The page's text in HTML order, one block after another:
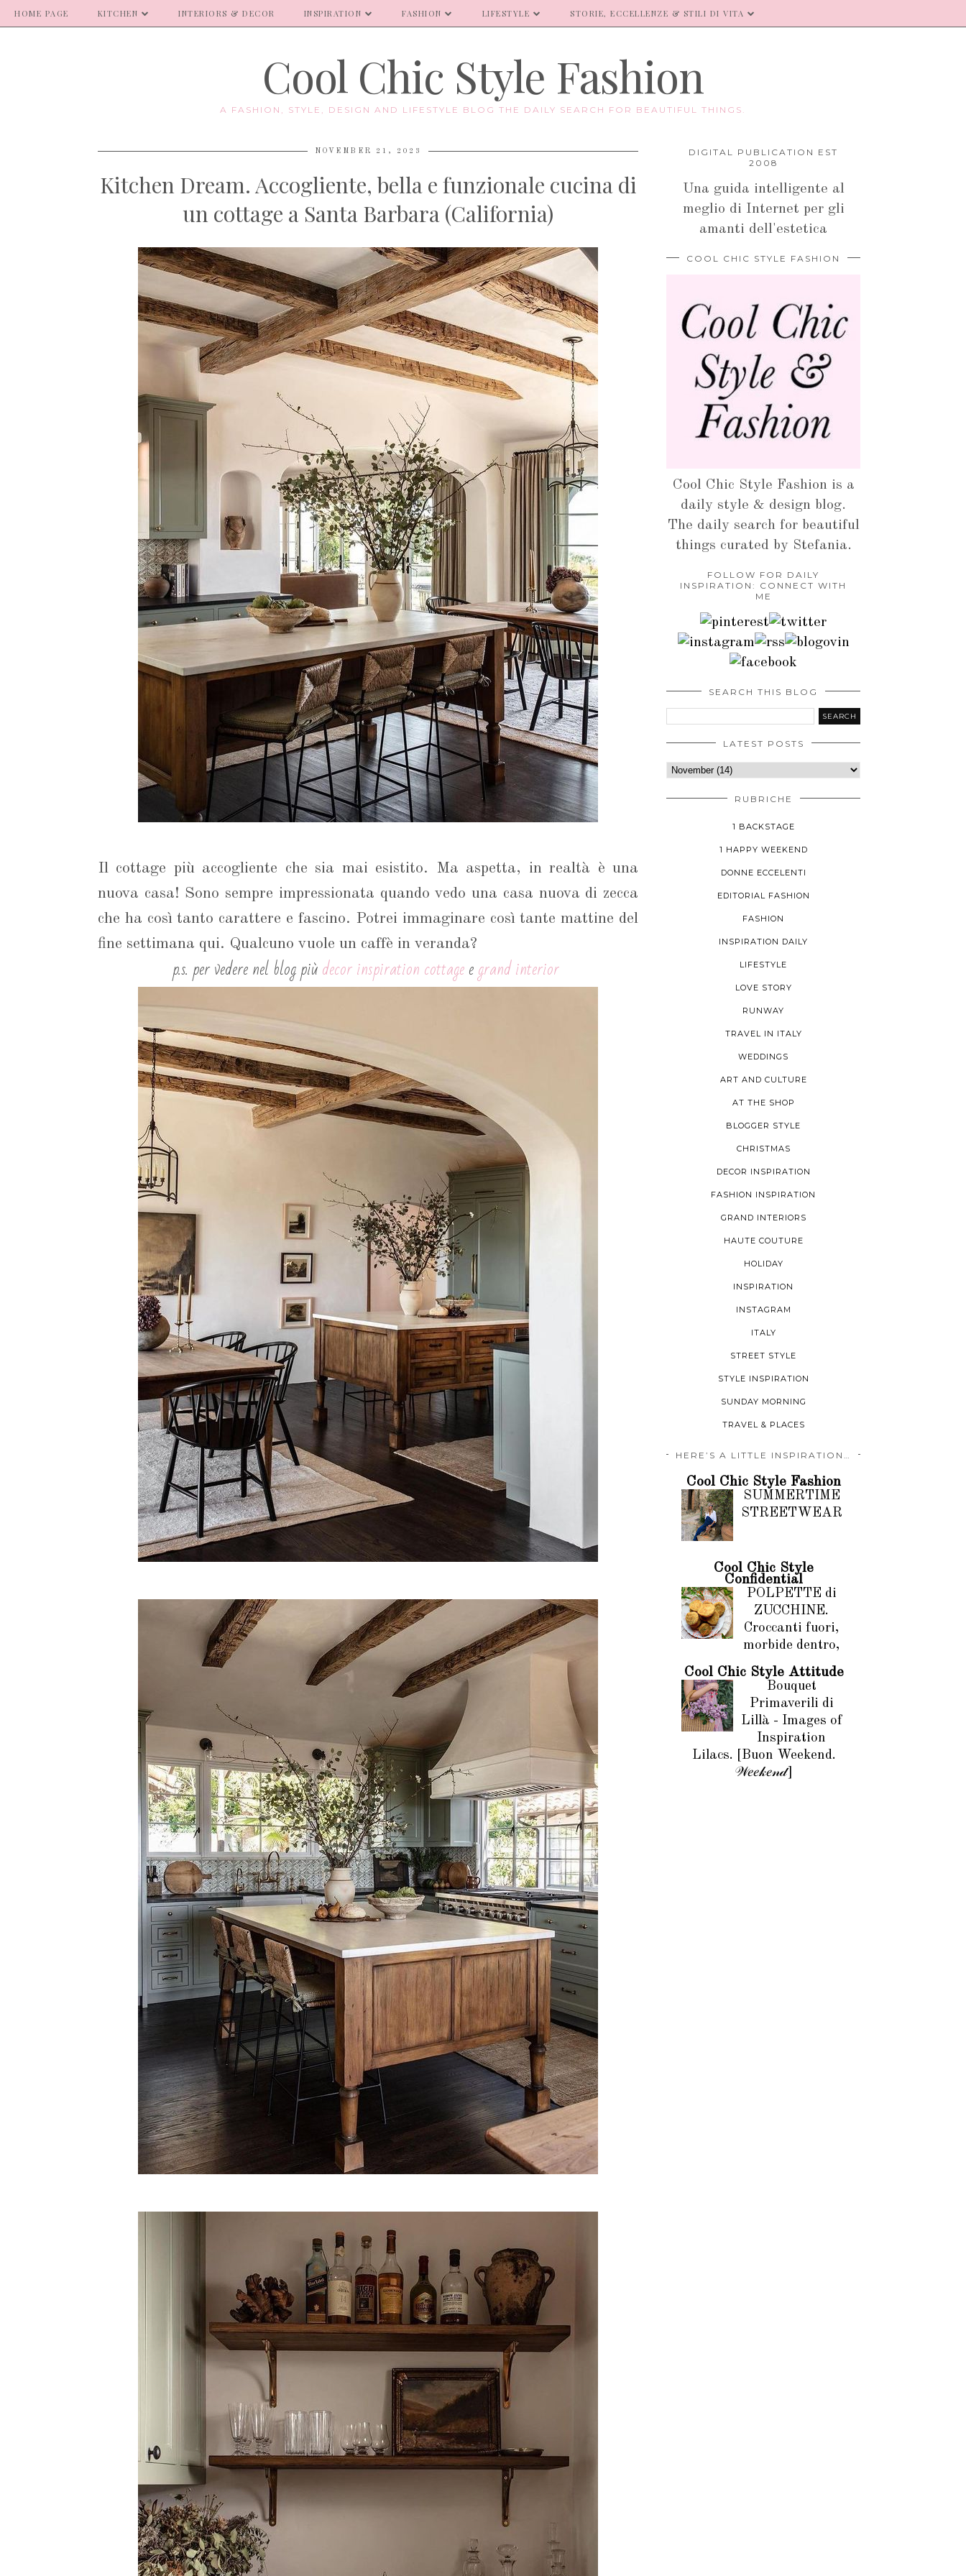
HOME PAGE KITCHEN INTERIORS & DECOR INSPIRATION FASHION LIFESTYLE STORIE, ECCELLENZE & STILI DI VITA
Cool Chic Style Fashion
A FASHION, STYLE, DESIGN AND LIFESTYLE BLOG THE DAILY SEARCH FOR BEAUTIFUL THINGS.
NOVEMBER 21, 2023
Kitchen Dream. Accogliente, bella e funzionale cucina di
un cottage a Santa Barbara (California)
Il cottage più accogliente che sia mai esistito. Ma aspetta, in realtà è una
nuova casa! Sono sempre impressionata quando vedo una casa nuova di zecca
che ha così tanto carattere e fascino. Potrei immaginare così tante mattine del
fine settimana qui. Qualcuno vuole un caffè in veranda?
p.s. per vedere nel blog piùdecor inspirationcottageegrand interior
DIGITAL PUBLICATION EST
2008
Una guida intelligente al
meglio di Internet per gli
amanti dell'estetica
COOL CHIC STYLE FASHION
Cool Chic Style Fashion is a
daily style & design blog.
The daily search for beautiful
things curated by Stefania.
FOLLOW FOR DAILY
INSPIRATION: CONNECT WITH
ME
SEARCH THIS BLOG
LATEST POSTS
RUBRICHE
1 BACKSTAGE
1 HAPPY WEEKEND
DONNE ECCELENTI
EDITORIAL FASHION
FASHION
INSPIRATION DAILY
LIFESTYLE
LOVE STORY
RUNWAY
TRAVEL IN ITALY
WEDDINGS
ART AND CULTURE
AT THE SHOP
BLOGGER STYLE
CHRISTMAS
DECOR INSPIRATION
FASHION INSPIRATION
GRAND INTERIORS
HAUTE COUTURE
HOLIDAY
INSPIRATION
INSTAGRAM
ITALY
STREET STYLE
STYLE INSPIRATION
SUNDAY MORNING
TRAVEL & PLACES
HERE’S A LITTLE INSPIRATION…
Cool Chic Style Fashion
SUMMERTIME
STREETWEAR
Cool Chic Style
Confidential
POLPETTE di
ZUCCHINE.
Croccanti fuori,
morbide dentro,
Cool Chic Style Attitude
Bouquet
Primaverili di
Lillà - Images of
Inspiration
Lilacs. [Buon Weekend.
𝒲𝑒𝑒𝓀𝑒𝓃𝒹]